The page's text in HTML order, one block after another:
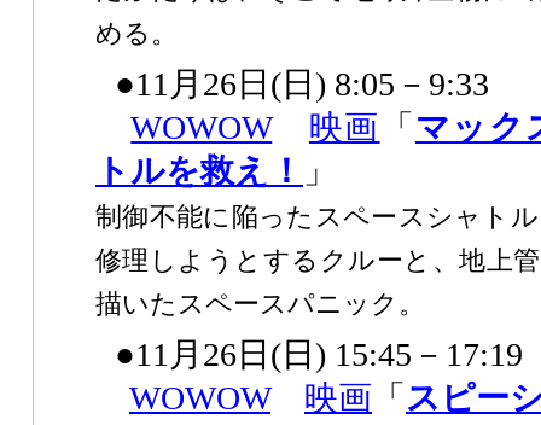
める。
●11月26日(日) 8:05－9:33
WOWOW
映画 「 マック
トルを救え！
」
制御不能に陥ったスペースシャト
修理しようとするクルーと、地上
描いたスペースパニック。
●11月26日(日) 15:45－17:19
WOWOW
映画 「 スピー